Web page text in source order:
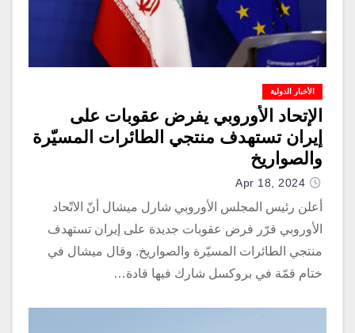
الأخبار الدولية
الإتحاد الأوروبي يفرض عقوبات على
إيران تستهدف منتجي الطائرات المسيّرة
والصواريخ
Apr 18, 2024
أعلن رئيس المجلس الأوروبي شارل ميشال أنّ الاتّحاد
الأوروبي قرّر فرض عقوبات جديدة على إيران تستهدف
منتجي الطائرات المسيّرة والصواريخ. وقال ميشال في
ختام قمّة في بروكسل شارك فيها قادة…